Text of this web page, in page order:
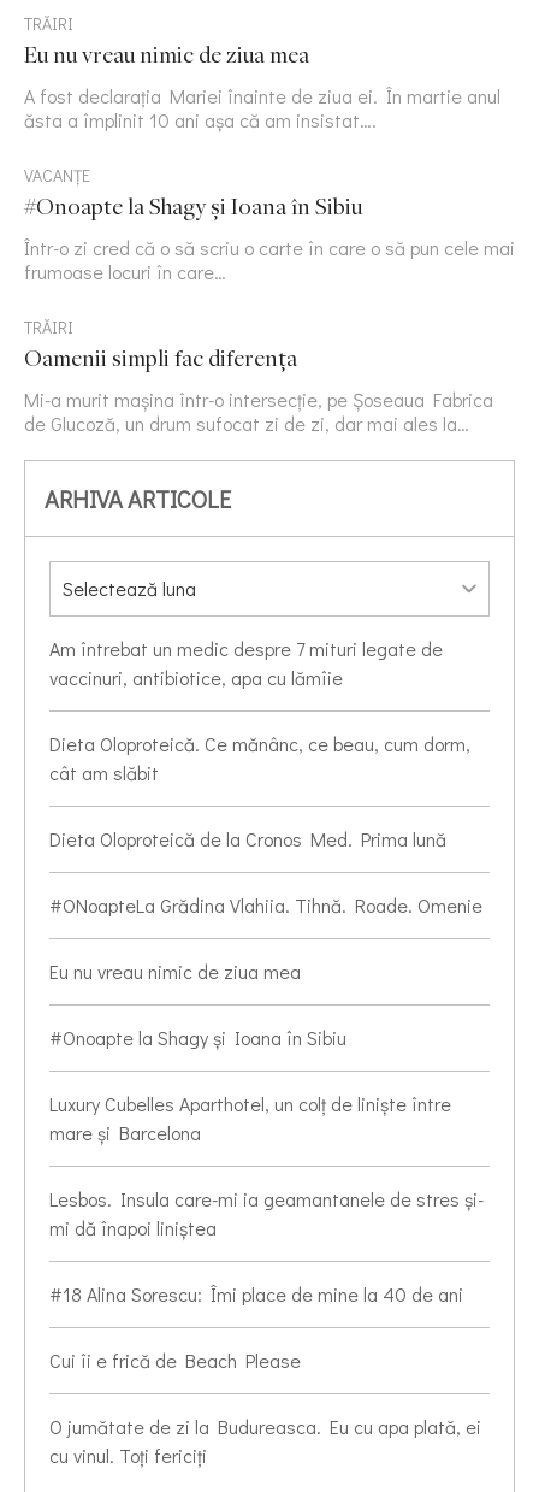
TRĂIRI
Eu nu vreau nimic de ziua mea
A fost declarația Mariei înainte de ziua ei. În martie anul
ăsta a împlinit 10 ani așa că am insistat….
VACANȚE
#Onoapte la Shagy și Ioana în Sibiu
Într-o zi cred că o să scriu o carte în care o să pun cele mai
frumoase locuri în care…
TRĂIRI
Oamenii simpli fac diferența
Mi-a murit mașina într-o intersecție, pe Șoseaua Fabrica
de Glucoză, un drum sufocat zi de zi, dar mai ales la…
ARHIVA ARTICOLE
Am întrebat un medic despre 7 mituri legate de
vaccinuri, antibiotice, apa cu lămîie
Dieta Oloproteică. Ce mănânc, ce beau, cum dorm,
cât am slăbit
Dieta Oloproteică de la Cronos Med. Prima lună
#ONoapteLa Grădina Vlahiia. Tihnă. Roade. Omenie
Eu nu vreau nimic de ziua mea
#Onoapte la Shagy și Ioana în Sibiu
Luxury Cubelles Aparthotel, un colț de liniște între
mare și Barcelona
Lesbos. Insula care-mi ia geamantanele de stres și-
mi dă înapoi liniștea
#18 Alina Sorescu: Îmi place de mine la 40 de ani
Cui îi e frică de Beach Please
O jumătate de zi la Budureasca. Eu cu apa plată, ei
cu vinul. Toți fericiți